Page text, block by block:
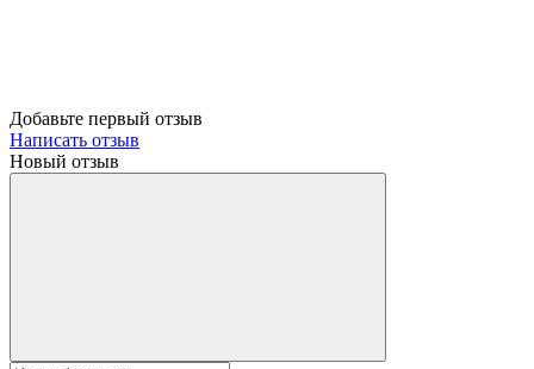
Добавьте первый отзыв
Написать отзыв
Новый отзыв